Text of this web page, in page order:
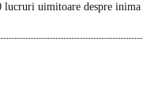
lucruri uimitoare despre inima